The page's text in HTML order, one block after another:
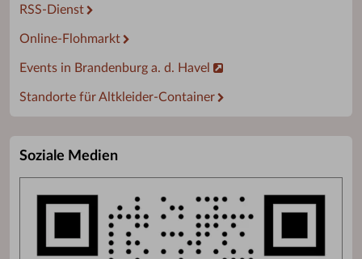
RSS-Dienst
Online-Flohmarkt
Events in Brandenburg a. d. Havel
Standorte für Altkleider-Container
Soziale Medien